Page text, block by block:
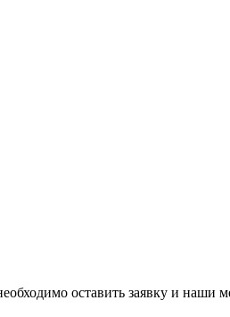
оставить заявку и наши